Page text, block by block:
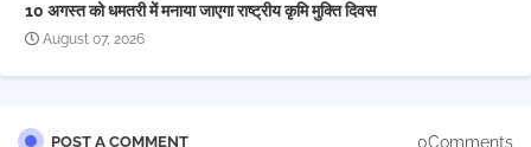
10 अगस्त को धमतरी में मनाया जाएगा राष्ट्रीय कृमि मुक्ति दिवस
August 07, 2026
POST A COMMENT 0Comments